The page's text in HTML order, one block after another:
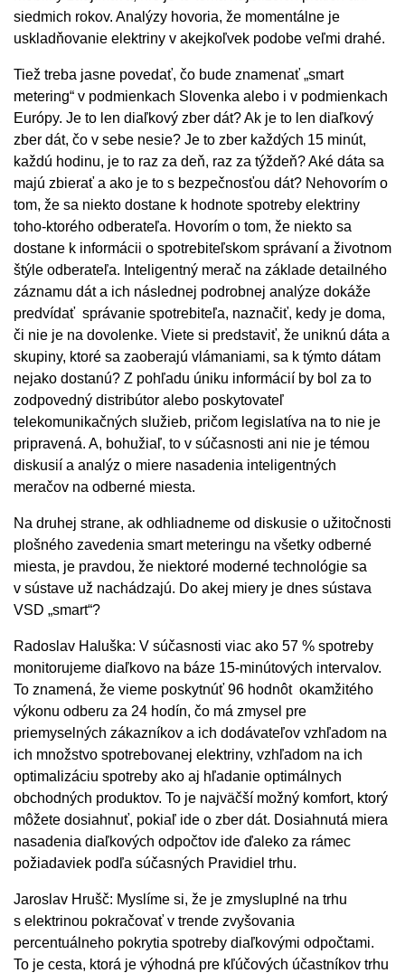
siedmich rokov. Analýzy hovoria, že momentálne je
uskladňovanie elektriny v akejkoľvek podobe veľmi drahé.
Tiež treba jasne povedať, čo bude znamenať „smart
metering“ v podmienkach Slovenka alebo i v podmienkach
Európy. Je to len diaľkový zber dát? Ak je to len diaľkový
zber dát, čo v sebe nesie? Je to zber každých 15 minút,
každú hodinu, je to raz za deň, raz za týždeň? Aké dáta sa
majú zbierať a ako je to s bezpečnosťou dát? Nehovorím o
tom, že sa niekto dostane k hodnote spotreby elektriny
toho-ktorého odberateľa. Hovorím o tom, že niekto sa
dostane k informácii o spotrebiteľskom správaní a životnom
štýle odberateľa. Inteligentný merač na základe detailného
záznamu dát a ich následnej podrobnej analýze dokáže
predvídať správanie spotrebiteľa, naznačiť, kedy je doma,
či nie je na dovolenke. Viete si predstaviť, že uniknú dáta a
skupiny, ktoré sa zaoberajú vlámaniami, sa k týmto dátam
nejako dostanú? Z pohľadu úniku informácií by bol za to
zodpovedný distribútor alebo poskytovateľ
telekomunikačných služieb, pričom legislatíva na to nie je
pripravená. A, bohužiaľ, to v súčasnosti ani nie je témou
diskusií a analýz o miere nasadenia inteligentných
meračov na odberné miesta.
Na druhej strane, ak odhliadneme od diskusie o užitočnosti
plošného zavedenia smart meteringu na všetky odberné
miesta, je pravdou, že niektoré moderné technológie sa
v sústave už nachádzajú. Do akej miery je dnes sústava
VSD „smart“?
Radoslav Haluška: V súčasnosti viac ako 57 % spotreby
monitorujeme diaľkovo na báze 15-minútových intervalov.
To znamená, že vieme poskytnúť 96 hodnôt okamžitého
výkonu odberu za 24 hodín, čo má zmysel pre
priemyselných zákazníkov a ich dodávateľov vzhľadom na
ich množstvo spotrebovanej elektriny, vzhľadom na ich
optimalizáciu spotreby ako aj hľadanie optimálnych
obchodných produktov. To je najväčší možný komfort, ktorý
môžete dosiahnuť, pokiaľ ide o zber dát. Dosiahnutá miera
nasadenia diaľkových odpočtov ide ďaleko za rámec
požiadaviek podľa súčasných Pravidiel trhu.
Jaroslav Hrušč: Myslíme si, že je zmysluplné na trhu
s elektrinou pokračovať v trende zvyšovania
percentuálneho pokrytia spotreby diaľkovými odpočtami.
To je cesta, ktorá je výhodná pre kľúčových účastníkov trhu